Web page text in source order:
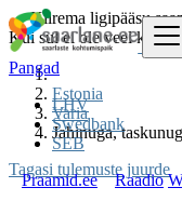
Pangad
LHV
Swedbank
SEB
Praamid.ee
Raadio
Kiirema ligipääsu
Kui sul ei ole veel kontot
Estonia
Varia
Jahinuga,
Tagasi tulemuste juurde